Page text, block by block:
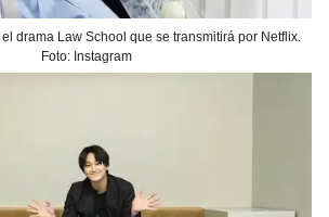
drama Law School que se transmitirá por Netflix.
Foto: Instagram